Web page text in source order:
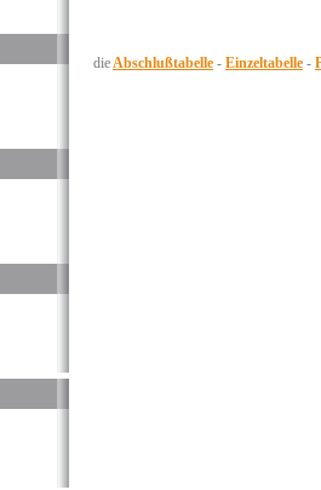
dieAbschlußtabelle - Einzeltabelle -